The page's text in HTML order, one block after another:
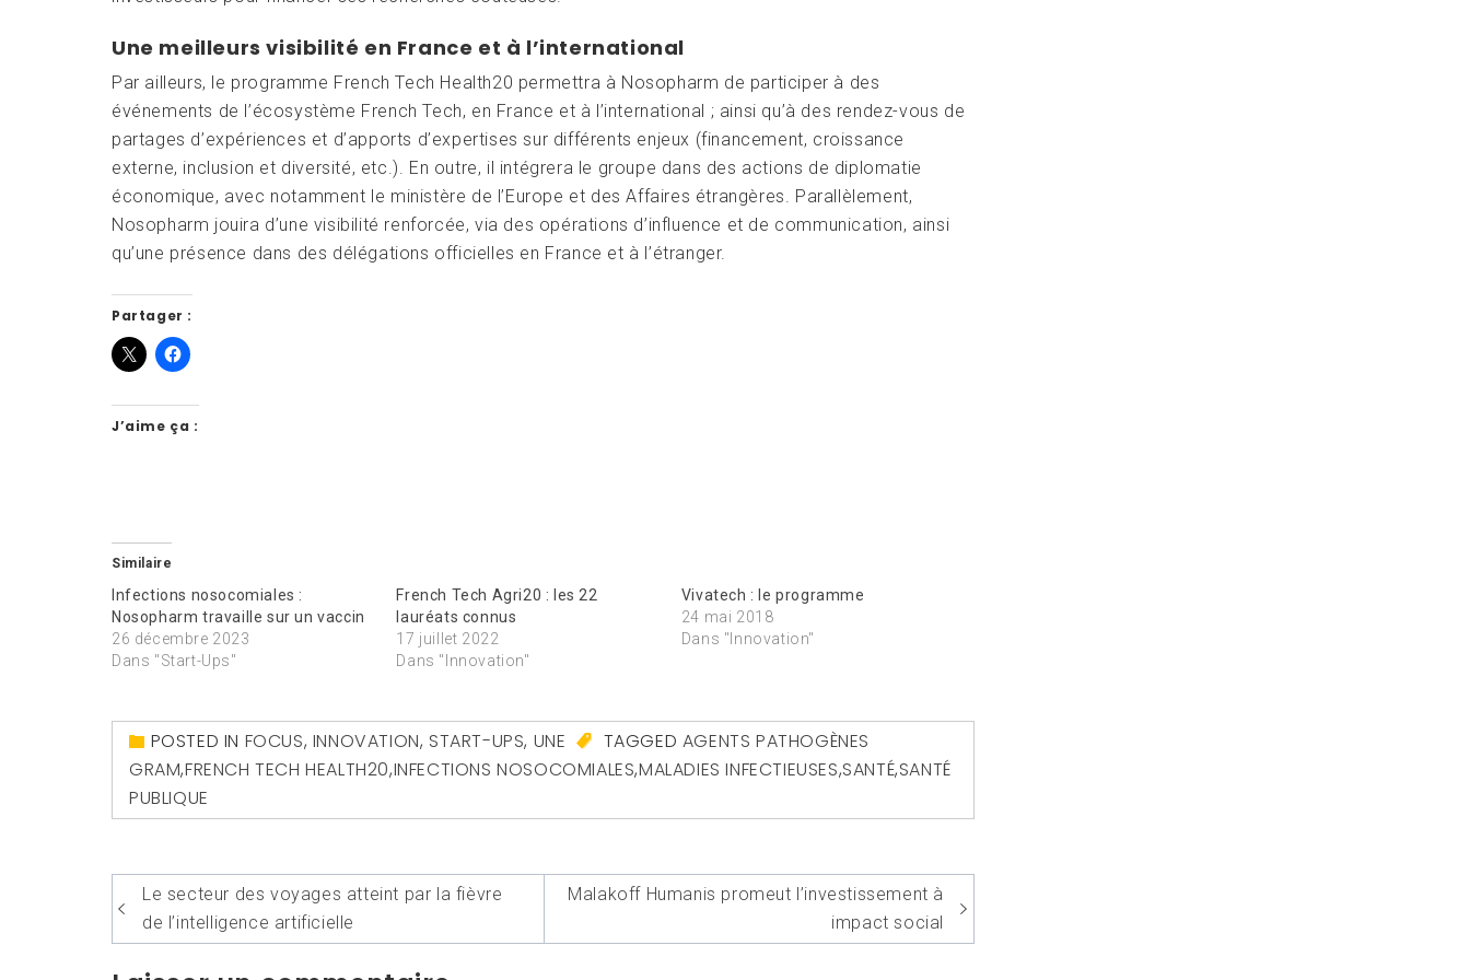
Une meilleurs visibilité en France et à l’international
Par ailleurs, le programme French Tech Health20 permettra à Nosopharm de participer à des
événements de l’écosystème French Tech, en France et à l’international ; ainsi qu’à des rendez-vous de
partages d’expériences et d’apports d’expertises sur différents enjeux (financement, croissance
externe, inclusion et diversité, etc.). En outre, il intégrera le groupe dans des actions de diplomatie
économique, avec notamment le ministère de l’Europe et des Affaires étrangères. Parallèlement,
Nosopharm jouira d’une visibilité renforcée, via des opérations d’influence et de communication, ainsi
qu’une présence dans des délégations officielles en France et à l’étranger.
Partager :
J’aime ça :
Similaire
Infections nosocomiales :
Nosopharm travaille sur un vaccin
26 décembre 2023
Dans "Start-Ups"
French Tech Agri20 : les 22
lauréats connus
17 juillet 2022
Dans "Innovation"
Vivatech : le programme
24 mai 2018
Dans "Innovation"
POSTED IN FOCUS, INNOVATION, START-UPS, UNE TAGGED AGENTS PATHOGÈNES
GRAM,FRENCH TECH HEALTH20,INFECTIONS NOSOCOMIALES,MALADIES INFECTIEUSES,SANTÉ,SANTÉ
PUBLIQUE
Navigation
de
l’article
Le secteur des voyages atteint par la fièvre
de l’intelligence artificielle
Malakoff Humanis promeut l’investissement à
impact social